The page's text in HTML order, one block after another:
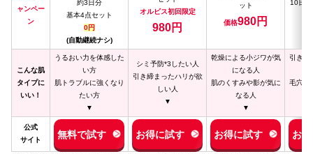
ャンペー
ン
約3日分
基本4点セット
0円
(自動継続ナシ)
オルビス初回限定
980円
ット
価格980円
10日
こんな肌
タイプに
いい！
うるおい力を体感した
い方
肌トラブルに強くなり
たい方
▼
シミ予防*3したい人
引き締まったハリが欲
しい人
▼
乾燥による小ジワが気
になる人
肌のくすみや影が気に
なる人
▼
引き締
毛穴レ
公式
サイト
無料で試す お得に試す お得に試す お